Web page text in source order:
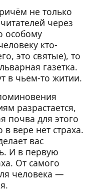
не только
через
особому
кто-
это святые), то
газетка.
в чьем-то житии.
разрастается,
почва для этого
вере нет страха.
вас
И в первую
От самого
человека —